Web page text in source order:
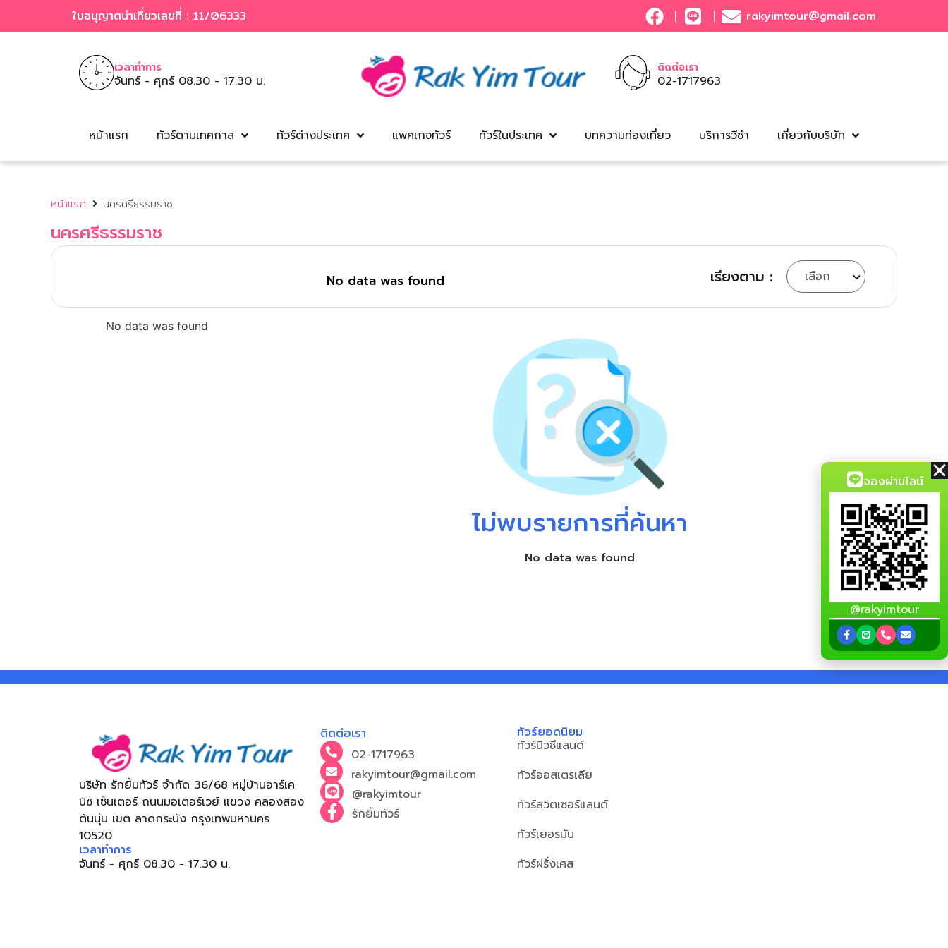
ใบอนุญาตนำเที่ยวเลขที่ : 11/06333 rakyimtour@gmail.com
เวลาทำการ
จันทร์ - ศุกร์ 08.30 - 17.30 น.
ติดต่อเรา
02-1717963
หน้าแรก ทัวร์ตามเทศกาล ทัวร์ต่างประเทศ แพคเกจทัวร์ ทัวร์ในประเทศ บทความท่องเที่ยว บริการวีซ่า เกี่ยวกับบริษัท
หน้าแรก นครศรีธรรมราช
นครศรีธรรมราช
No data was found เรียงตาม :
No data was found
ไม่พบรายการที่ค้นหา
No data was found
บริษัท รักยิ้มทัวร์ จำกัด 36/68 หมู่บ้านอาร์เค
บิซ เซ็นเตอร์ ถนนมอเตอร์เวย์ แขวง คลองสอง
ต้นนุ่น เขต ลาดกระบัง กรุงเทพมหานคร
10520
เวลาทำการ
จันทร์ - ศุกร์ 08.30 - 17.30 น.
ติดต่อเรา
02-1717963
rakyimtour@gmail.com
@rakyimtour
รักยิ้มทัวร์
ทัวร์ยอดนิยม
ทัวร์นิวซีแลนด์
ทัวร์ออสเตรเลีย
ทัวร์สวิตเซอร์แลนด์
ทัวร์เยอรมัน
ทัวร์ฝรั่งเศส
จองผ่านไลน์
@rakyimtour